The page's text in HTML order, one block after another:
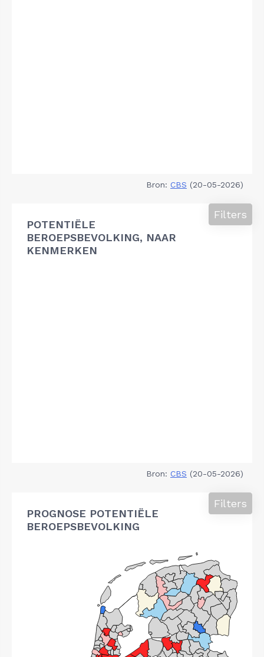
Bron: CBS (20-05-2026)
POTENTIËLE
BEROEPSBEVOLKING, NAAR
KENMERKEN
Filters
Bron: CBS (20-05-2026)
PROGNOSE POTENTIËLE
BEROEPSBEVOLKING
Filters